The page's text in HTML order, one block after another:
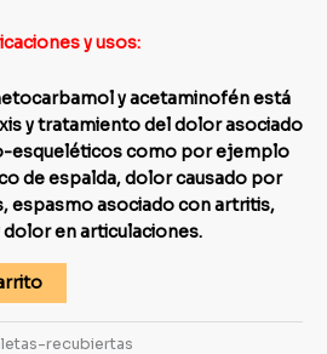
y usos:
y acetaminofén está
y tratamiento del dolor asociado
esqueléticos como por ejemplo
de espalda, dolor causado por
espasmo asociado con artritis,
en articulaciones.
recubiertas